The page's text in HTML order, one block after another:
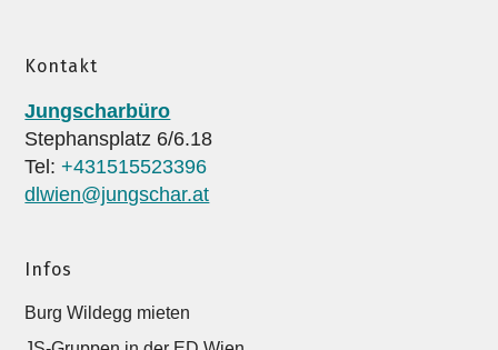
Kontakt
Jungscharbüro
Stephansplatz 6/6.18
Tel:+431515523396
dlwien@jungschar.at
Infos
Burg Wildegg mieten